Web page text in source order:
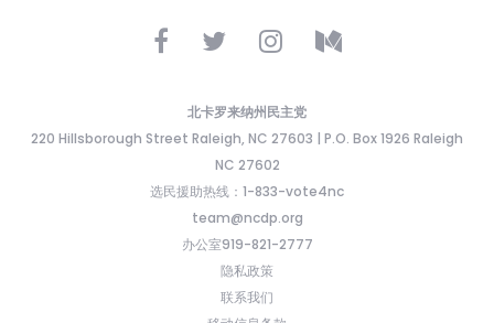
北卡罗来纳州民主党
220 Hillsborough Street Raleigh, NC 27603 | P.O. Box 1926 Raleigh
NC 27602
选民援助热线：1-833-vote4nc
team@ncdp.org
办公室919-821-2777
隐私政策
联系我们